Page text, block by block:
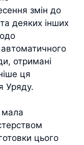
змін до
деяких інших
отримані
ця
Уряду.
мала
цього